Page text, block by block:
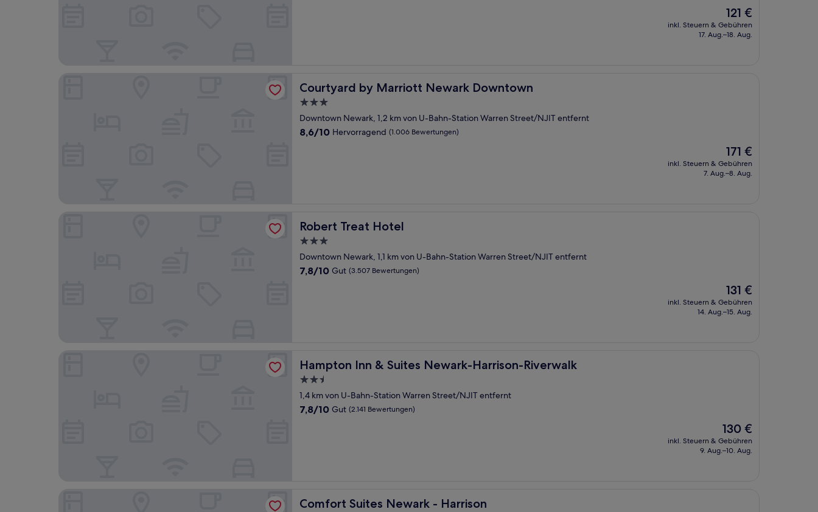
Der
Preis
beträgt
121 €
inkl. Steuern & Gebühren
17. Aug.–18. Aug.
Courtyard by Marriott Newark Downtown
Courtyard by Marriott Newark Downtown
3.0-
Sterne-
Unterkunft
Downtown Newark, 1,2 km von U-Bahn-Station Warren Street/NJIT entfernt
8.6
8,6/10 Hervorragend (1.006 Bewertungen)
Der
Preis
beträgt
171 €
inkl. Steuern & Gebühren
7. Aug.–8. Aug.
Robert Treat Hotel
Robert Treat Hotel
3.0-
Sterne-
Unterkunft
Downtown Newark, 1,1 km von U-Bahn-Station Warren Street/NJIT entfernt
7.8
7,8/10 Gut (3.507 Bewertungen)
Der
Preis
beträgt
131 €
inkl. Steuern & Gebühren
14. Aug.–15. Aug.
Hampton Inn & Suites Newark-Harrison-Riverwalk
Hampton Inn & Suites Newark-Harrison-Riverwalk
2.5-
Sterne-
Unterkunft
1,4 km von U-Bahn-Station Warren Street/NJIT entfernt
7.8
7,8/10 Gut (2.141 Bewertungen)
Der
Preis
beträgt
130 €
inkl. Steuern & Gebühren
9. Aug.–10. Aug.
Hampton Inn & Suites Newark-Harrison-Riverwalk
Comfort Suites Newark - Harrison
Comfort Suites Newark - Harrison